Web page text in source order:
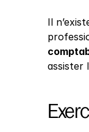
Il
assister